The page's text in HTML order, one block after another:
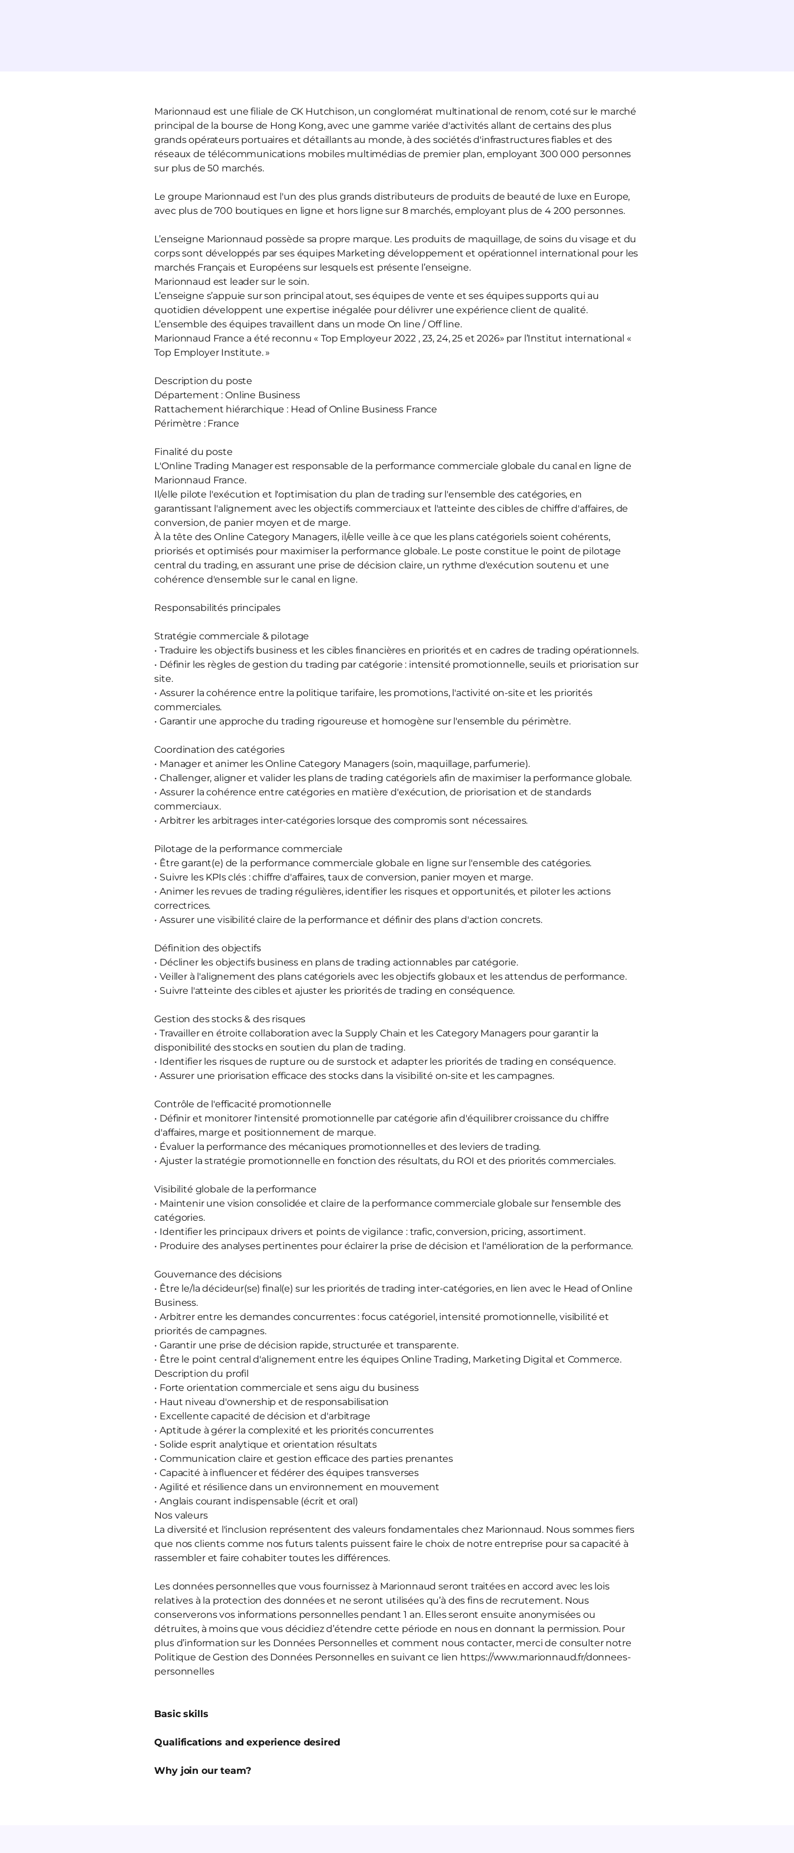
Marionnaud est une filiale de CK Hutchison, un conglomérat multinational de renom, coté sur le marché
principal de la bourse de Hong Kong, avec une gamme variée d'activités allant de certains des plus
grands opérateurs portuaires et détaillants au monde, à des sociétés d'infrastructures fiables et des
réseaux de télécommunications mobiles multimédias de premier plan, employant 300 000 personnes
sur plus de 50 marchés.
Le groupe Marionnaud est l'un des plus grands distributeurs de produits de beauté de luxe en Europe,
avec plus de 700 boutiques en ligne et hors ligne sur 8 marchés, employant plus de 4 200 personnes.
L’enseigne Marionnaud possède sa propre marque. Les produits de maquillage, de soins du visage et du
corps sont développés par ses équipes Marketing développement et opérationnel international pour les
marchés Français et Européens sur lesquels est présente l’enseigne.
Marionnaud est leader sur le soin.
L’enseigne s’appuie sur son principal atout, ses équipes de vente et ses équipes supports qui au
quotidien développent une expertise inégalée pour délivrer une expérience client de qualité.
L’ensemble des équipes travaillent dans un mode On line / Off line.
Marionnaud France a été reconnu « Top Employeur 2022 , 23, 24, 25 et 2026» par l’Institut international «
Top Employer Institute. »
Description du poste
Département : Online Business
Rattachement hiérarchique : Head of Online Business France
Périmètre : France
Finalité du poste
L'Online Trading Manager est responsable de la performance commerciale globale du canal en ligne de
Marionnaud France.
Il/elle pilote l'exécution et l'optimisation du plan de trading sur l'ensemble des catégories, en
garantissant l'alignement avec les objectifs commerciaux et l'atteinte des cibles de chiffre d'affaires, de
conversion, de panier moyen et de marge.
À la tête des Online Category Managers, il/elle veille à ce que les plans catégoriels soient cohérents,
priorisés et optimisés pour maximiser la performance globale. Le poste constitue le point de pilotage
central du trading, en assurant une prise de décision claire, un rythme d'exécution soutenu et une
cohérence d'ensemble sur le canal en ligne.
Responsabilités principales
Stratégie commerciale & pilotage
• Traduire les objectifs business et les cibles financières en priorités et en cadres de trading opérationnels.
• Définir les règles de gestion du trading par catégorie : intensité promotionnelle, seuils et priorisation sur
site.
• Assurer la cohérence entre la politique tarifaire, les promotions, l'activité on-site et les priorités
commerciales.
• Garantir une approche du trading rigoureuse et homogène sur l'ensemble du périmètre.
Coordination des catégories
• Manager et animer les Online Category Managers (soin, maquillage, parfumerie).
• Challenger, aligner et valider les plans de trading catégoriels afin de maximiser la performance globale.
• Assurer la cohérence entre catégories en matière d'exécution, de priorisation et de standards
commerciaux.
• Arbitrer les arbitrages inter-catégories lorsque des compromis sont nécessaires.
Pilotage de la performance commerciale
• Être garant(e) de la performance commerciale globale en ligne sur l'ensemble des catégories.
• Suivre les KPIs clés : chiffre d'affaires, taux de conversion, panier moyen et marge.
• Animer les revues de trading régulières, identifier les risques et opportunités, et piloter les actions
correctrices.
• Assurer une visibilité claire de la performance et définir des plans d'action concrets.
Définition des objectifs
• Décliner les objectifs business en plans de trading actionnables par catégorie.
• Veiller à l'alignement des plans catégoriels avec les objectifs globaux et les attendus de performance.
• Suivre l'atteinte des cibles et ajuster les priorités de trading en conséquence.
Gestion des stocks & des risques
• Travailler en étroite collaboration avec la Supply Chain et les Category Managers pour garantir la
disponibilité des stocks en soutien du plan de trading.
• Identifier les risques de rupture ou de surstock et adapter les priorités de trading en conséquence.
• Assurer une priorisation efficace des stocks dans la visibilité on-site et les campagnes.
Contrôle de l'efficacité promotionnelle
• Définir et monitorer l'intensité promotionnelle par catégorie afin d'équilibrer croissance du chiffre
d'affaires, marge et positionnement de marque.
• Évaluer la performance des mécaniques promotionnelles et des leviers de trading.
• Ajuster la stratégie promotionnelle en fonction des résultats, du ROI et des priorités commerciales.
Visibilité globale de la performance
• Maintenir une vision consolidée et claire de la performance commerciale globale sur l'ensemble des
catégories.
• Identifier les principaux drivers et points de vigilance : trafic, conversion, pricing, assortiment.
• Produire des analyses pertinentes pour éclairer la prise de décision et l'amélioration de la performance.
Gouvernance des décisions
• Être le/la décideur(se) final(e) sur les priorités de trading inter-catégories, en lien avec le Head of Online
Business.
• Arbitrer entre les demandes concurrentes : focus catégoriel, intensité promotionnelle, visibilité et
priorités de campagnes.
• Garantir une prise de décision rapide, structurée et transparente.
• Être le point central d'alignement entre les équipes Online Trading, Marketing Digital et Commerce.
Description du profil
• Forte orientation commerciale et sens aigu du business
• Haut niveau d'ownership et de responsabilisation
• Excellente capacité de décision et d'arbitrage
• Aptitude à gérer la complexité et les priorités concurrentes
• Solide esprit analytique et orientation résultats
• Communication claire et gestion efficace des parties prenantes
• Capacité à influencer et fédérer des équipes transverses
• Agilité et résilience dans un environnement en mouvement
• Anglais courant indispensable (écrit et oral)
Nos valeurs
La diversité et l'inclusion représentent des valeurs fondamentales chez Marionnaud. Nous sommes fiers
que nos clients comme nos futurs talents puissent faire le choix de notre entreprise pour sa capacité à
rassembler et faire cohabiter toutes les différences.
Les données personnelles que vous fournissez à Marionnaud seront traitées en accord avec les lois
relatives à la protection des données et ne seront utilisées qu’à des fins de recrutement. Nous
conserverons vos informations personnelles pendant 1 an. Elles seront ensuite anonymisées ou
détruites, à moins que vous décidiez d’étendre cette période en nous en donnant la permission. Pour
plus d’information sur les Données Personnelles et comment nous contacter, merci de consulter notre
Politique de Gestion des Données Personnelles en suivant ce lien https://www.marionnaud.fr/donnees-
personnelles
Basic skills
Qualifications and experience desired
Why join our team?